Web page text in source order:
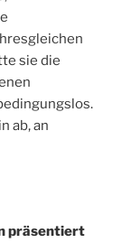
sie die
ab, an
präsentiert